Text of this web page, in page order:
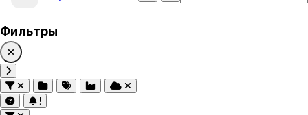
Фильтры